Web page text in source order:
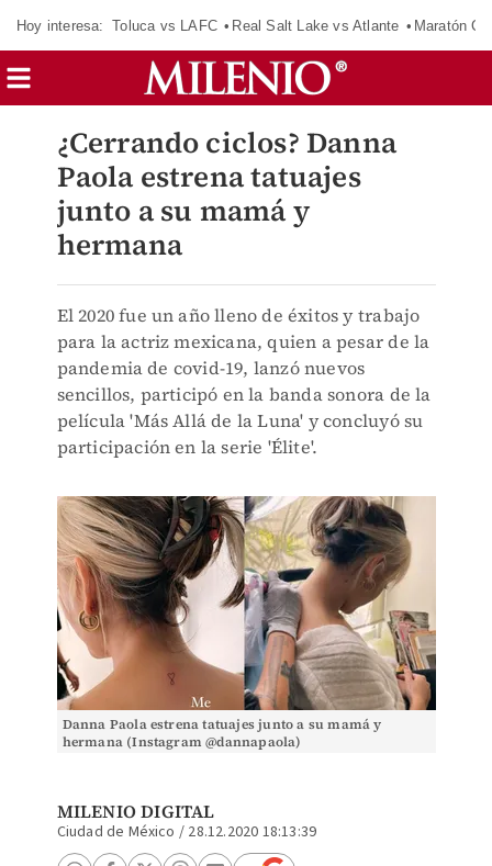
Hoy interesa: Toluca vs LAFC Real Salt Lake vs Atlante Maratón
¿Cerrando ciclos? Danna
Paola estrena tatuajes
junto a su mamá y
hermana
El 2020 fue un año lleno de éxitos y trabajo
para la actriz mexicana, quien a pesar de la
pandemia de covid-19, lanzó nuevos
sencillos, participó en la banda sonora de la
película 'Más Allá de la Luna' y concluyó su
participación en la serie 'Élite'.
Danna Paola estrena tatuajes junto a su mamá y
hermana (Instagram @dannapaola)
MILENIO DIGITAL
Ciudad de México / 28.12.2020 18:13:39